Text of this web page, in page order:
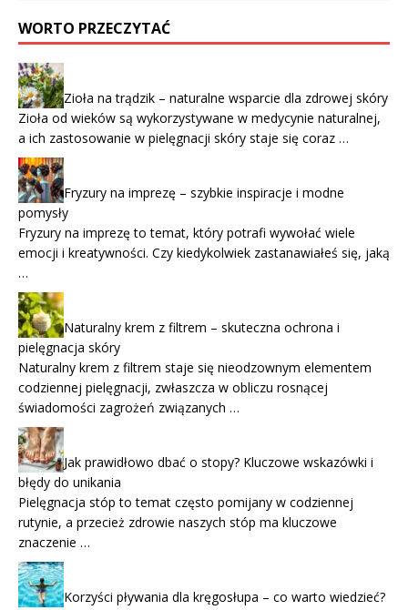
WORTO PRZECZYTAĆ
Zioła na trądzik – naturalne wsparcie dla zdrowej skóry
Zioła od wieków są wykorzystywane w medycynie naturalnej,
a ich zastosowanie w pielęgnacji skóry staje się coraz …
Fryzury na imprezę – szybkie inspiracje i modne
pomysły
Fryzury na imprezę to temat, który potrafi wywołać wiele
emocji i kreatywności. Czy kiedykolwiek zastanawiałeś się, jaką
…
Naturalny krem z filtrem – skuteczna ochrona i
pielęgnacja skóry
Naturalny krem z filtrem staje się nieodzownym elementem
codziennej pielęgnacji, zwłaszcza w obliczu rosnącej
świadomości zagrożeń związanych …
Jak prawidłowo dbać o stopy? Kluczowe wskazówki i
błędy do unikania
Pielęgnacja stóp to temat często pomijany w codziennej
rutynie, a przecież zdrowie naszych stóp ma kluczowe
znaczenie …
Korzyści pływania dla kręgosłupa – co warto wiedzieć?